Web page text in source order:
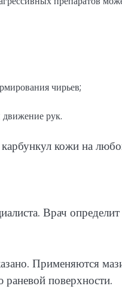
чирьев;
рук.
кожи на
Врач определит
Применяются
поверхности.